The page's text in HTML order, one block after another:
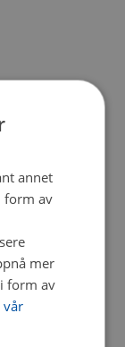
annet
form av
mer
form av
vår